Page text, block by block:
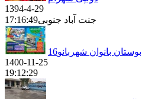
1394-4-29
17:16:49جنت آباد جنوبی
بوستان بانوان شهربانو16
1400-11-25
19:12:29